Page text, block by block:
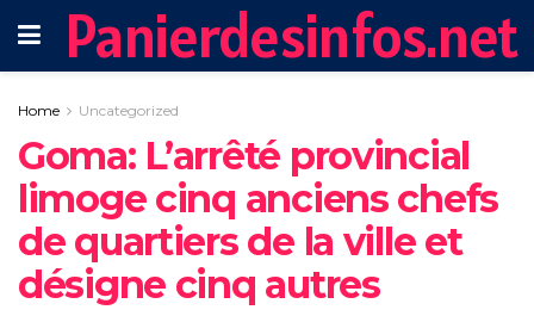
Panierdesinfos.net
Home Uncategorized
Goma: L’arrêté provincial
limoge cinq anciens chefs
de quartiers de la ville et
désigne cinq autres